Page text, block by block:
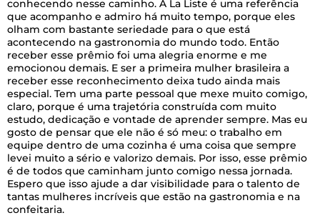
conhecendo nesse caminho. A La Liste é uma referência
que acompanho e admiro há muito tempo, porque eles
olham com bastante seriedade para o que está
acontecendo na gastronomia do mundo todo. Então
receber esse prêmio foi uma alegria enorme e me
emocionou demais. E ser a primeira mulher brasileira a
receber esse reconhecimento deixa tudo ainda mais
especial. Tem uma parte pessoal que mexe muito comigo,
claro, porque é uma trajetória construída com muito
estudo, dedicação e vontade de aprender sempre. Mas eu
gosto de pensar que ele não é só meu: o trabalho em
equipe dentro de uma cozinha é uma coisa que sempre
levei muito a sério e valorizo demais. Por isso, esse prêmio
é de todos que caminham junto comigo nessa jornada.
Espero que isso ajude a dar visibilidade para o talento de
tantas mulheres incríveis que estão na gastronomia e na
confeitaria.